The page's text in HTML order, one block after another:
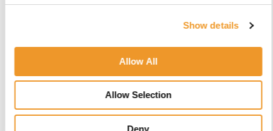
Show details
Allow All
Allow Selection
Deny